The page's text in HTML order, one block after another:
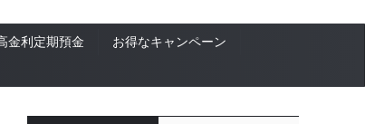
金利定期預金
お得なキャンペーン